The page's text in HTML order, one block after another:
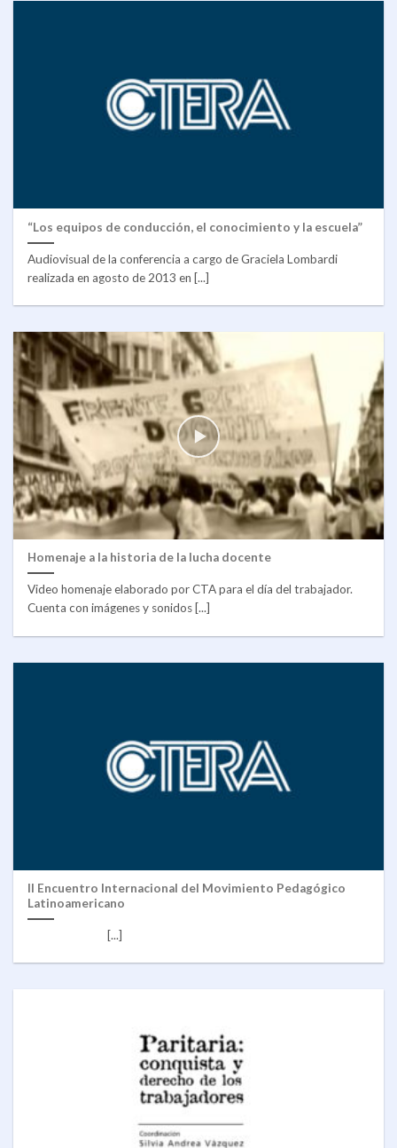
“Los equipos de conducción, el conocimiento y la escuela”
Audiovisual de la conferencia a cargo de Graciela Lombardi
realizada en agosto de 2013 en [...]
Homenaje a la historia de la lucha docente
Video homenaje elaborado por CTA para el día del trabajador.
Cuenta con imágenes y sonidos [...]
II Encuentro Internacional del Movimiento Pedagógico
Latinoamericano
[...]